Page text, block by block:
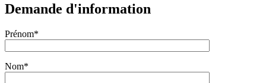
Demande d'information
Prénom*
Nom*